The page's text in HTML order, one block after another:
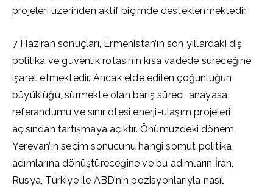
projeleri üzerinden aktif biçimde desteklenmektedir.
7 Haziran sonuçları, Ermenistan’ın son yıllardaki dış
politika ve güvenlik rotasının kısa vadede süreceğine
işaret etmektedir. Ancak elde edilen çoğunluğun
büyüklüğü, sürmekte olan barış süreci, anayasa
referandumu ve sınır ötesi enerji-ulaşım projeleri
açısından tartışmaya açıktır. Önümüzdeki dönem,
Yerevan’ın seçim sonucunu hangi somut politika
adımlarına dönüştüreceğine ve bu adımların İran,
Rusya, Türkiye ile ABD’nin pozisyonlarıyla nasıl